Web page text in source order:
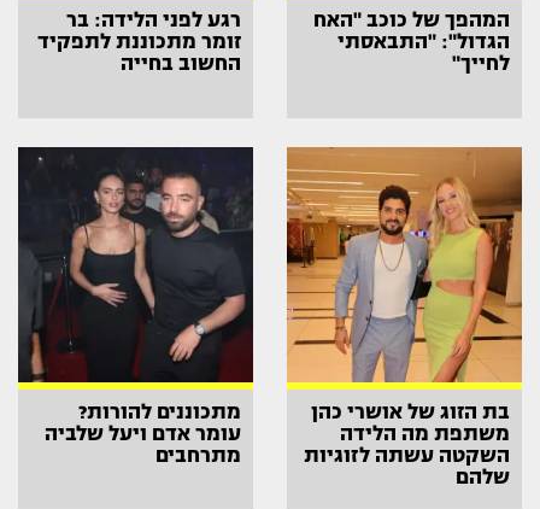
המהפך של כוכב "האח
הגדול": "התבאסתי
לחייך"
רגע לפני הלידה: בר
זומר מתכוננת לתפקיד
החשוב בחייה
בת הזוג של אושרי כהן
משתפת מה הלידה
השקטה עשתה לזוגיות
שלהם
מתכוננים להורות?
עומר אדם ויעל שלביה
מתרחבים